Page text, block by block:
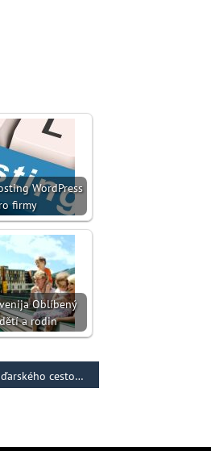
WordPress
firmy
Oblíbený
a rodin
Atrakce maďarského cestovního ruchu